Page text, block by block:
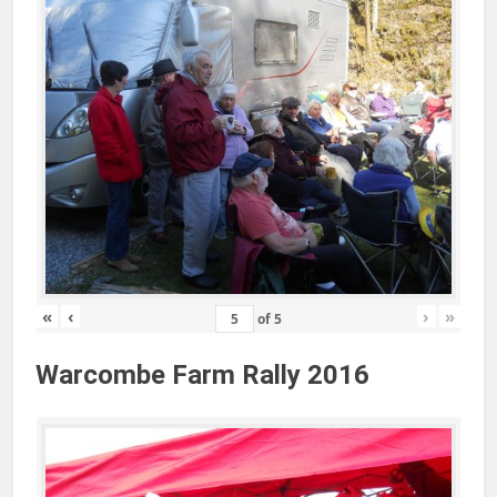
« ‹ of5 › »
Warcombe Farm Rally 2016